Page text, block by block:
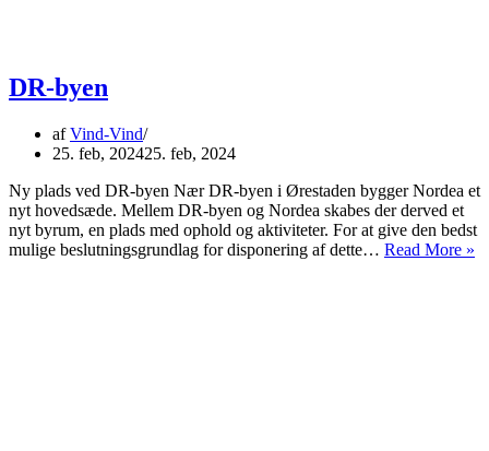
DR-byen
afVind-Vind
25. feb, 202425. feb, 2024
Ny plads ved DR-byen Nær DR-byen i Ørestaden bygger Nordea et
nyt hovedsæde. Mellem DR-byen og Nordea skabes der derved et
nyt byrum, en plads med ophold og aktiviteter. For at give den bedst
mulige beslutningsgrundlag for disponering af dette… Read More »